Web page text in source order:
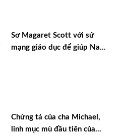
Sơ Magaret Scott với sứ
mạng giáo dục để giúp Nam
Chứng tá của cha Michael,
linh mục mù đầu tiên của